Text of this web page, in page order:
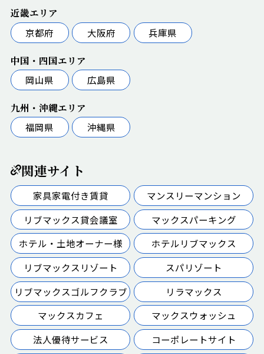
近畿エリア
京都府
大阪府 兵庫県
中国・四国エリア
岡山県
広島県
九州・沖縄エリア
福岡県
沖縄県
関連サイト
家具家電付き賃貸
マンスリーマンション
リブマックス貸会議室
マックスパーキング
ホテル・土地オーナー様
ホテルリブマックス
リブマックスリゾート
スパリゾート
リブマックスゴルフクラブ
リラマックス
マックスカフェ
マックスウォッシュ
法人優待サービス
コーポレートサイト